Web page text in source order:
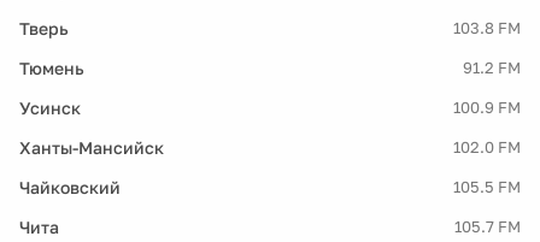
Тверь 103.8 FM
Тюмень 91.2 FM
Усинск 100.9 FM
Ханты-Мансийск 102.0 FM
Чайковский 105.5 FM
Чита 105.7 FM